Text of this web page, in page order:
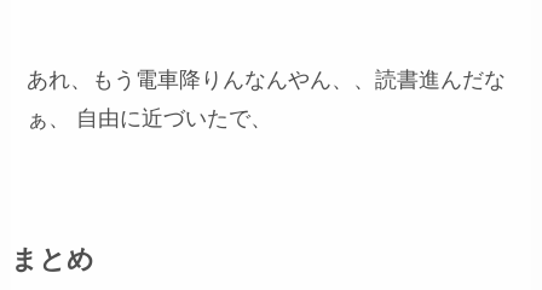
あれ、もう電車降りんなんやん、、読書進んだな
ぁ、 自由に近づいたで、
まとめ